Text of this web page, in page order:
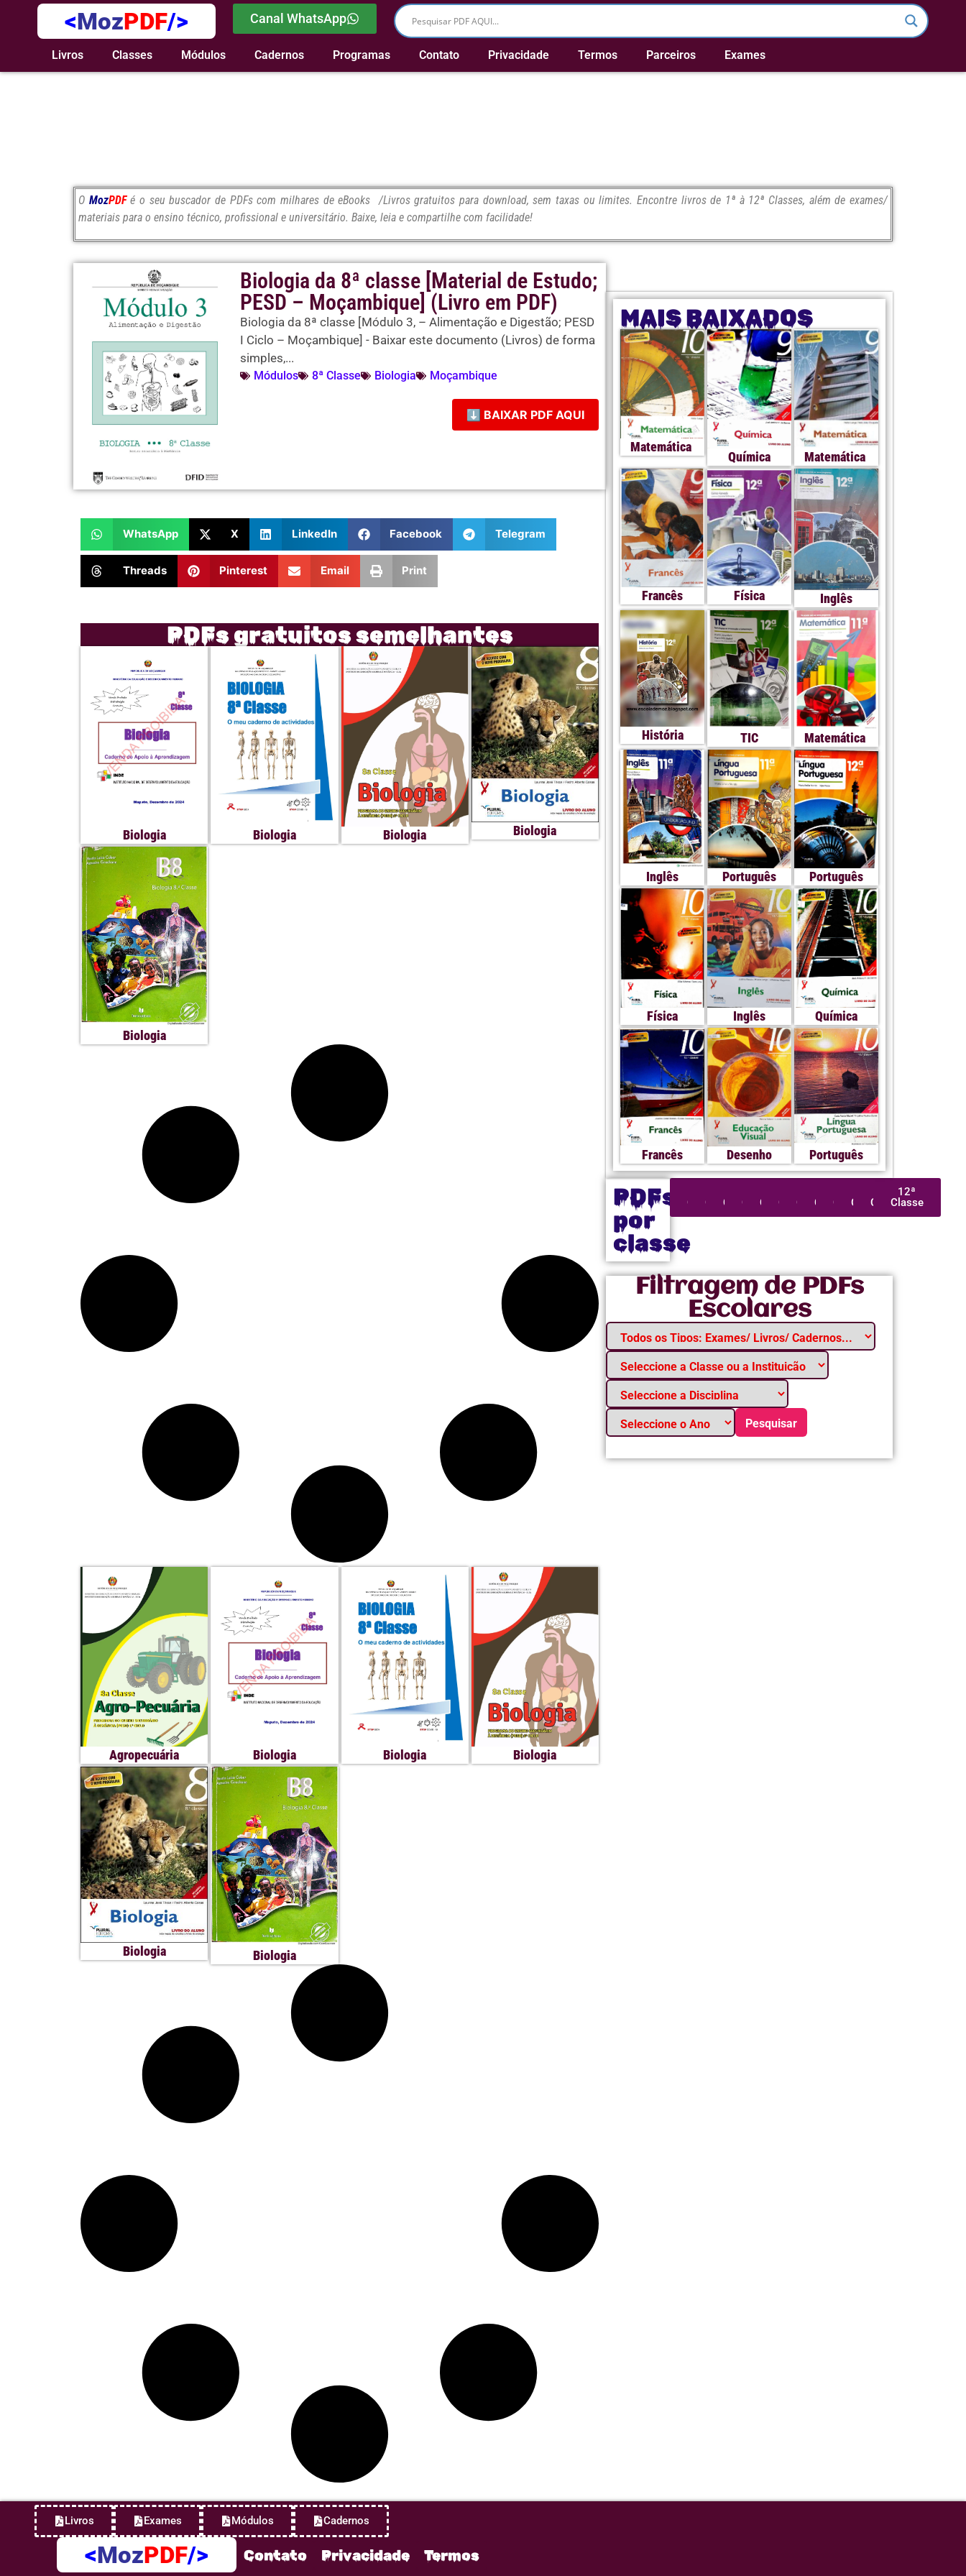
<MozPDF/> Canal WhatsApp
Livros Classes Módulos Cadernos Programas Contato Privacidade Termos Parceiros Exames
O MozPDF é o seu buscador de PDFs com milhares de eBooks /Livros gratuitos para download, sem taxas ou limites. Encontre livros de 1ª à 12ª Classes, além de exames/
materiais para o ensino técnico, profissional e universitário. Baixe, leia e compartilhe com facilidade!
Biologia da 8ª classe [Material de Estudo;
PESD – Moçambique] (Livro em PDF)
Biologia da 8ª classe [Módulo 3, – Alimentação e Digestão; PESD
I Ciclo – Moçambique] - Baixar este documento (Livros) de forma
simples,...
Módulos 8ª Classe Biologia Moçambique
⬇ BAIXAR PDF AQUI
WhatsApp X LinkedIn Facebook Telegram
Threads Pinterest Email Print
PDFs gratuitos semelhantes
Biologia Biologia Biologia Biologia
Biologia
Agropecuária Biologia Biologia Biologia
Biologia Biologia
PDFs
por
classe
ClasseClasseClasseClasseClasseClasseClasseClasseClasseClasseClasse
12ª
Classe
MAIS BAIXADOS
Matemática
Química Matemática
Francês Física Inglês
História TIC Matemática
Inglês Português Português
Física Inglês Química
Francês Desenho Português
Filtragem de PDFs
Escolares
Pesquisar
Livros Exames Módulos Cadernos
<MozPDF/> Contato Privacidade Termos